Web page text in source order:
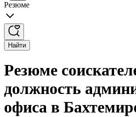
Резюме
Найти
Резюме
должность
офиса в